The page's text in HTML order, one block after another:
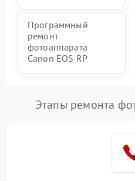
Программный
ремонт
фотоаппарата
Canon EOS RP
Этапы ремонта